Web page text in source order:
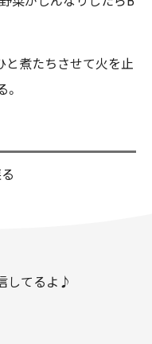
と煮たちさせて火を止
してるよ♪